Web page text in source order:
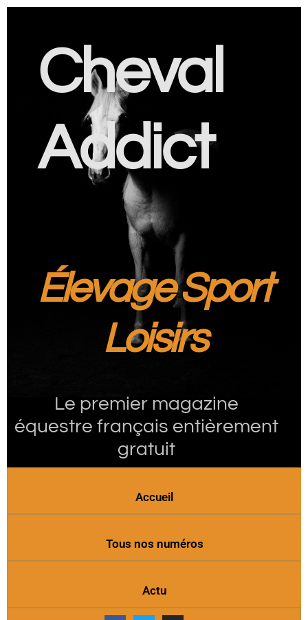
Cheval
Addict
Élevage Sport
Loisirs
Le premier magazine
équestre français entièrement
gratuit
Accueil
Tous nos numéros
Actu